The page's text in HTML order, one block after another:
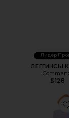
Лидер
ЛЕГГИНСЫ
$128